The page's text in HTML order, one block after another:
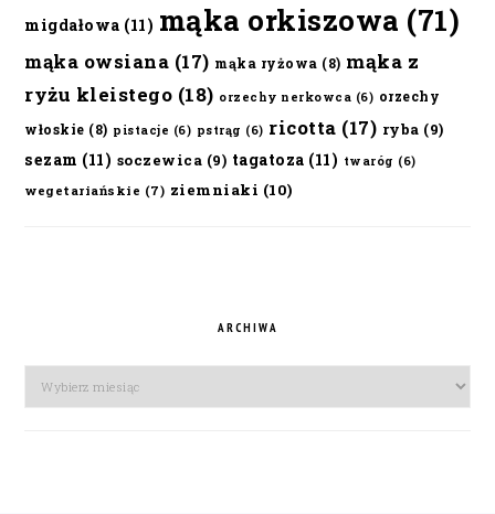
migdałowa (11) mąka orkiszowa (71)
mąka owsiana (17) mąka ryżowa (8) mąka z
ryżu kleistego (18) orzechy nerkowca (6) orzechy
włoskie (8) pistacje (6) pstrąg (6) ricotta (17) ryba (9)
sezam (11) soczewica (9) tagatoza (11) twaróg (6)
wegetariańskie (7) ziemniaki (10)
ARCHIWA
Archiwa